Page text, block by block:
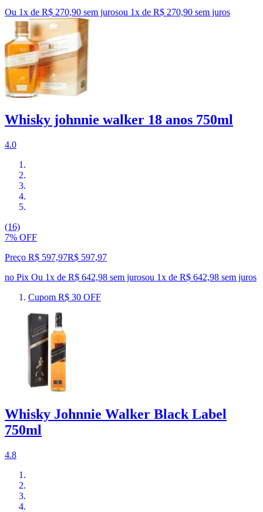
Ou 1x de R$ 270,90 sem jurosou 1x de R$ 270,90 sem juros
Whisky johnnie walker 18 anos 750ml
4.0
(16)
7% OFF
Preço R$ 597,97R$ 597,97
no Pix Ou 1x de R$ 642,98 sem jurosou 1x de R$ 642,98 sem juros
Cupom R$ 30 OFF
Whisky Johnnie Walker Black Label
750ml
4.8